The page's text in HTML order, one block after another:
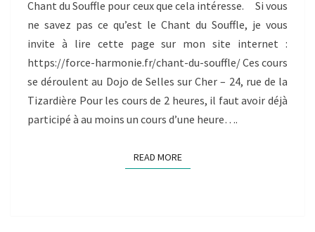
Chant du Souffle pour ceux que cela intéresse. Si vous
ne savez pas ce qu’est le Chant du Souffle, je vous
invite à lire cette page sur mon site internet :
https://force-harmonie.fr/chant-du-souffle/ Ces cours
se déroulent au Dojo de Selles sur Cher – 24, rue de la
Tizardière Pour les cours de 2 heures, il faut avoir déjà
participé à au moins un cours d’une heure….
READ MOREREAD MORE